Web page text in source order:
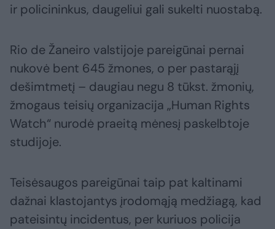
ir policininkus, daugeliui gali sukelti nuostabą.
Rio de Žaneiro valstijoje pareigūnai pernai
nukovė bent 645 žmones, o per pastarąjį
dešimtmetį – daugiau negu 8 tūkst. žmonių,
žmogaus teisių organizacija „Human Rights
Watch“ nurodė praeitą mėnesį paskelbtoje
studijoje.
Teisėsaugos pareigūnai taip pat kaltinami
dažnai klastojantys įrodomąją medžiagą, kad
pateisintų incidentus, per kuriuos policija